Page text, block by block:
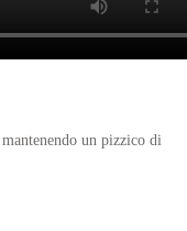
un pizzico di